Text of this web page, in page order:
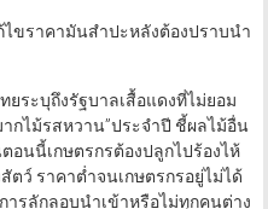
ขราคามันสำปะหลังต้องปราบนำ
ระบุถึงรัฐบาลเสื้อแดงที่ไม่ยอม
กไม้รสหวาน”ประจำปี ชี้ผลไม้อื่น
อนนี้เกษตรกรต้องปลูกไปร้องไห้
ว์ ราคาต่ำจนเกษตรกรอยู่ไม่ได้
ารลักลอบนำเข้าหรือไม่ทุกคนต่าง